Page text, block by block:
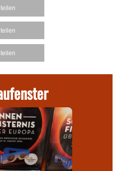
teilen
teilen
teilen